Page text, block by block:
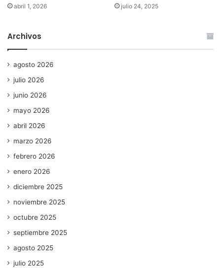
abril 1, 2026 julio 24, 2025
Archivos
agosto 2026
julio 2026
junio 2026
mayo 2026
abril 2026
marzo 2026
febrero 2026
enero 2026
diciembre 2025
noviembre 2025
octubre 2025
septiembre 2025
agosto 2025
julio 2025